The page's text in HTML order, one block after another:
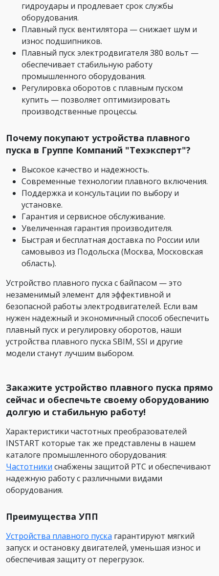
гидроудары и продлевает срок службы
оборудования.
Плавный пуск вентилятора — снижает шум и
износ подшипников.
Плавный пуск электродвигателя 380 вольт —
обеспечивает стабильную работу
промышленного оборудования.
Регулировка оборотов с плавным пуском
купить — позволяет оптимизировать
производственные процессы.
Почему покупают устройства плавного
пуска в Группе Компаний "Техэксперт"?
Высокое качество и надежность.
Современные технологии плавного включения.
Поддержка и консультации по выбору и
установке.
Гарантия и сервисное обслуживание.
Увеличенная гарантия производителя.
Быстрая и бесплатная доставка по России или
самовывоз из Подольска (Москва, Московская
область).
Устройство плавного пуска с байпасом — это
незаменимый элемент для эффективной и
безопасной работы электродвигателей. Если вам
нужен надежный и экономичный способ обеспечить
плавный пуск и регулировку оборотов, наши
устройства плавного пуска SBIM, SSI и другие
модели станут лучшим выбором.
Закажите устройство плавного пуска прямо
сейчас и обеспечьте своему оборудованию
долгую и стабильную работу!
Характеристики частотных преобразователей
INSTART которые так же представлены в нашем
каталоге промышленного оборудования:
Частотники снабжены защитой PTC и обеспечивают
надежную работу с различными видами
оборудования.
Преимущества УПП
Устройства плавного пуска гарантируют мягкий
запуск и остановку двигателей, уменьшая износ и
обеспечивая защиту от перегрузок.